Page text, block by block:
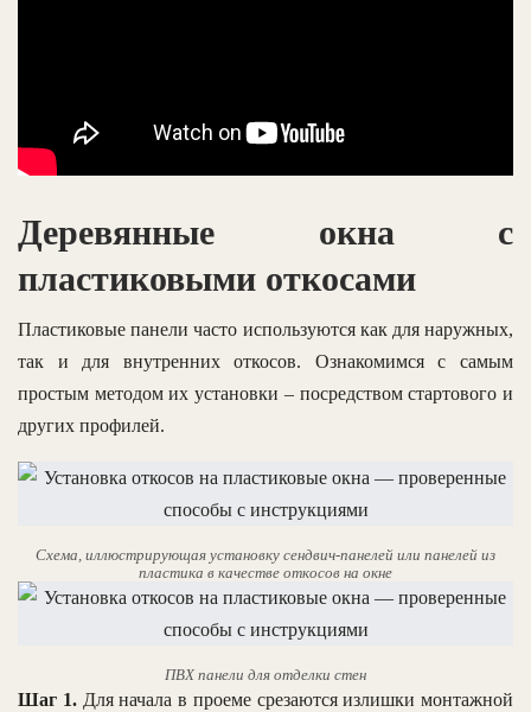
Деревянные окна с
пластиковыми откосами
Пластиковые панели часто используются как для наружных,
так и для внутренних откосов. Ознакомимся с самым
простым методом их установки – посредством стартового и
других профилей.
Схема, иллюстрирующая установку сендвич-панелей или панелей из
пластика в качестве откосов на окне
ПВХ панели для отделки стен
Шаг 1.Для начала в проеме срезаются излишки монтажной